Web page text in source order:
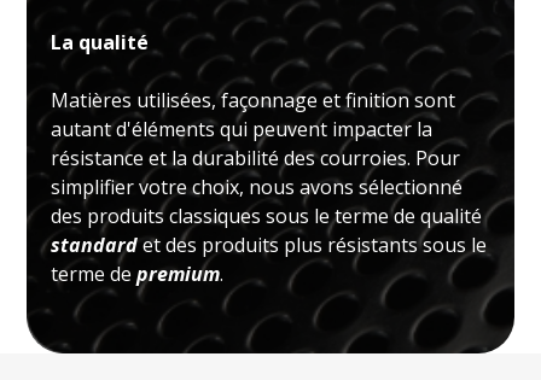
La qualité
Matières utilisées, façonnage et finition sont
autant d'éléments qui peuvent impacter la
résistance et la durabilité des courroies. Pour
simplifier votre choix, nous avons sélectionné
des produits classiques sous le terme de qualité
standardet des produits plus résistants sous le
terme depremium.